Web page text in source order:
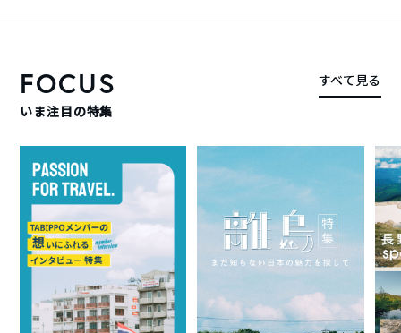
FOCUS
いま注目の特集
すべて見る